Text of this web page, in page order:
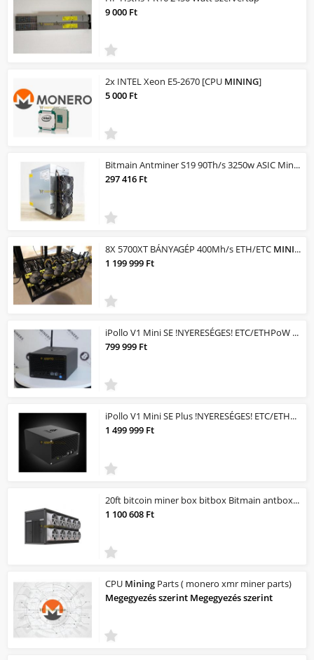
9 000 Ft
2x INTEL Xeon E5-2670 [CPU MINING]
5 000 Ft
Bitmain Antminer S19 90Th/s 3250w ASIC Miner Bitcoin BTC
297 416 Ft
8X 5700XT BÁNYAGÉP 400Mh/s ETH/ETC MINING
1 199 999 Ft
iPollo V1 Mini SE !NYERESÉGES! ETC/ETHPoW MINER/Bányagép! 200mh/s 110Watt /NYERE...
799 999 Ft
iPollo V1 Mini SE Plus !NYERESÉGES! ETC/ETHPoW MINER/Bányagép! 400mh/s 240Watt /...
1 499 999 Ft
20ft bitcoin miner box bitbox Bitmain antbox bitcoin
1 100 608 Ft
CPU Mining Parts ( monero xmr miner parts)
Megegyezés szerint Megegyezés szerint